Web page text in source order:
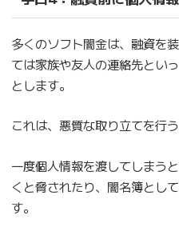
多くのソフト闇金は、融資を
ては家族や友人の連絡先とい
とします。
これは、悪質な取り立てを行
一度個人情報を渡してしまう
くと脅されたり、闇名簿とし
す。